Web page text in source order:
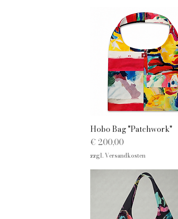
Schnellansicht
Hobo Bag "Patchwork"
Preis
€ 200,00
zzgl. Versandkosten